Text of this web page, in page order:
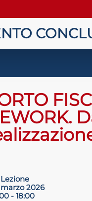
Lezione
marzo 2026
- 18:00